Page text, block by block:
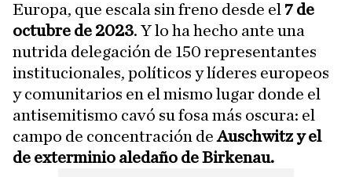
Europa, que escala sin freno desde el 7 de
octubre de 2023. Y lo ha hecho ante una
nutrida delegación de 150 representantes
institucionales, políticos y líderes europeos
y comunitarios en el mismo lugar donde el
antisemitismo cavó su fosa más oscura: el
campo de concentración deAuschwitz y el
de exterminio aledaño de Birkenau.